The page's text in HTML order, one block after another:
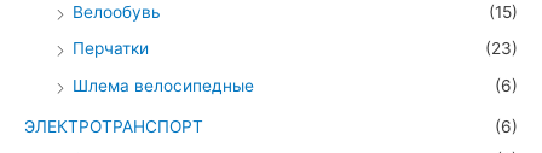
Велообувь
(15)
Перчатки
(23)
Шлема велосипедные
(6)
ЭЛЕКТРОТРАНСПОРТ
(6)